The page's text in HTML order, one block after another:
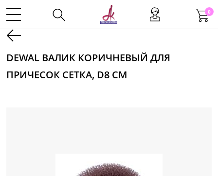
0
Инструменты
DEWAL ВАЛИК КОРИЧНЕВЫЙ ДЛЯ
ПРИЧЕСОК СЕТКА, D8 СМ